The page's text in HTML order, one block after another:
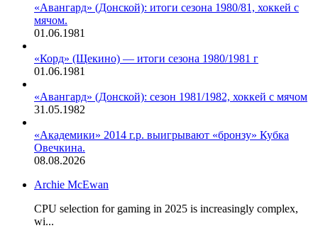
«Авангард» (Донской): итоги сезона 1980/81, хоккей с
мячом.
01.06.1981
«Корд» (Щекино) — итоги сезона 1980/1981 г
01.06.1981
«Авангард» (Донской): сезон 1981/1982, хоккей с мячом
31.05.1982
«Академики» 2014 г.р. выигрывают «бронзу» Кубка
Овечкина.
08.08.2026
Archie McEwan
CPU selection for gaming in 2025 is increasingly complex,
wi...